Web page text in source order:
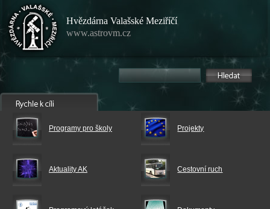
Hvězdárna Valašské Meziříčí
www.astrovm.cz
Programy pro školy Projekty
Aktuality AK Cestovní ruch